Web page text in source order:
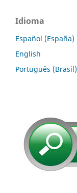
Idioma
Español (España)
English
Português (Brasil)